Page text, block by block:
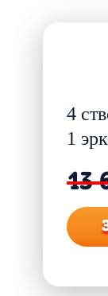
4
1
13